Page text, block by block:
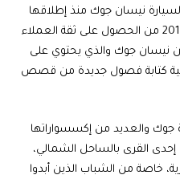
نيسان جوك منذ إطلاقها
لأول مرة في السوق المصري في 2016 من الحصول على ثقة العملاء
نيسان جوك والذي يحتوي على
كتابة فصول جديدة من قصص
جوك والعديد من إكسسواراتها
القرى بالساحل الشمالي،
خاصة من الشباب الذين أبدوا